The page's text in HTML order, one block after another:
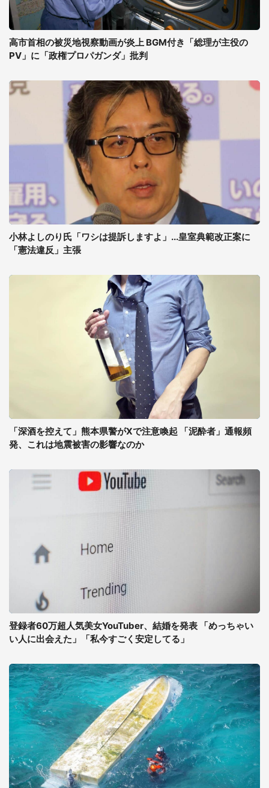
高市首相の被災地視察動画が炎上 BGM付き「総理が主役の
PV」に「政権プロパガンダ」批判
小林よしのり氏「ワシは提訴しますよ」...皇室典範改正案に
「憲法違反」主張
「深酒を控えて」熊本県警がXで注意喚起 「泥酔者」通報頻
発、これは地震被害の影響なのか
登録者60万超人気美女YouTuber、結婚を発表 「めっちゃい
い人に出会えた」「私今すごく安定してる」